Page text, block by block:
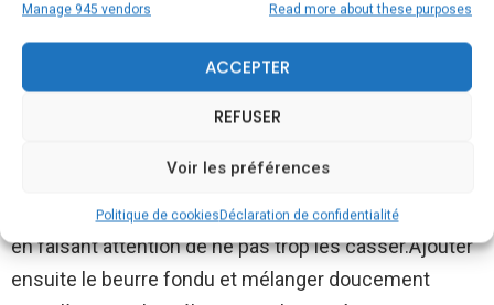
Manage 945 vendors Read more about these purposes
ACCEPTER
REFUSER
Voir les préférences
Politique de cookiesDéclaration de confidentialité
la farine, la poudre d’amande, le sucre glace et la
levure.
Battre les œufs en neige bien fermes avec une
pincée de sel. Ajouter les œufs aux ingrédients secs
en faisant attention de ne pas trop les casser.Ajouter
ensuite le beurre fondu et mélanger doucement